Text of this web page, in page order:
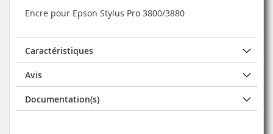
Encre pour Epson Stylus Pro 3800/3880
Caractéristiques
Avis
Documentation(s)